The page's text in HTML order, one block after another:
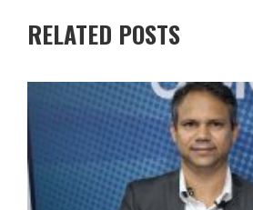
RELATED POSTS